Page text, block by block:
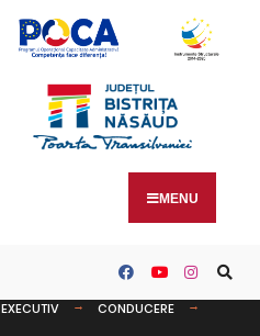
MENU
EXECUTIV
CONDUCERE